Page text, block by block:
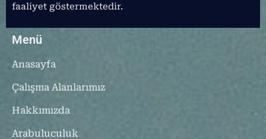
faaliyet göstermektedir.
Menü
Anasayfa
Çalışma Alanlarımız
Hakkımızda
Arabuluculuk